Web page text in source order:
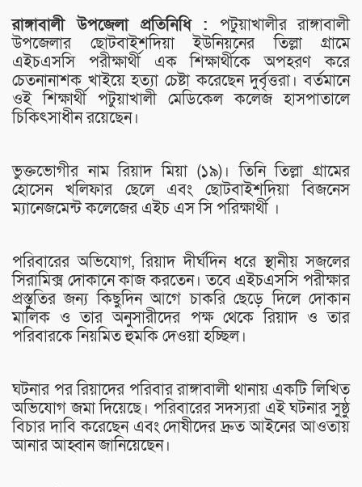
রাঙ্গাবালী উপজেলা প্রতিনিধি :পটুয়াখালীর রাঙ্গাবালী
উপজেলার ছোটবাইশদিয়া ইউনিয়নের তিল্লা গ্রামে
এইচএসসি পরীক্ষার্থী এক শিক্ষার্থীকে অপহরণ করে
চেতনানাশক খাইয়ে হত্যা চেষ্টা করেছেন দুর্বৃত্তরা। বর্তমানে
ওই শিক্ষার্থী পটুয়াখালী মেডিকেল কলেজ হাসপাতালে
চিকিৎসাধীন রয়েছেন।
ভুক্তভোগীর নাম রিয়াদ মিয়া (১৯)। তিনি তিল্লা গ্রামের
হোসেন খলিফার ছেলে এবং ছোটবাইশদিয়া বিজনেস
ম্যানেজমেন্ট কলেজের এইচ এস সি পরিক্ষার্থী ।
পরিবারের অভিযোগ, রিয়াদ দীর্ঘদিন ধরে স্থানীয় সজলের
সিরামিক্স দোকানে কাজ করতেন। তবে এইচএসসি পরীক্ষার
প্রস্তুতির জন্য কিছুদিন আগে চাকরি ছেড়ে দিলে দোকান
মালিক ও তার অনুসারীদের পক্ষ থেকে রিয়াদ ও তার
পরিবারকে নিয়মিত হুমকি দেওয়া হচ্ছিল।
ঘটনার পর রিয়াদের পরিবার রাঙ্গাবালী থানায় একটি লিখিত
অভিযোগ জমা দিয়েছে। পরিবারের সদস্যরা এই ঘটনার সুষ্ঠু
বিচার দাবি করেছেন এবং দোষীদের দ্রুত আইনের আওতায়
আনার আহ্বান জানিয়েছেন।